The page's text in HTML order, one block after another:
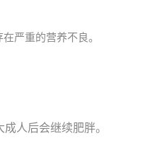
严重的营养不良。
人后会继续肥胖。